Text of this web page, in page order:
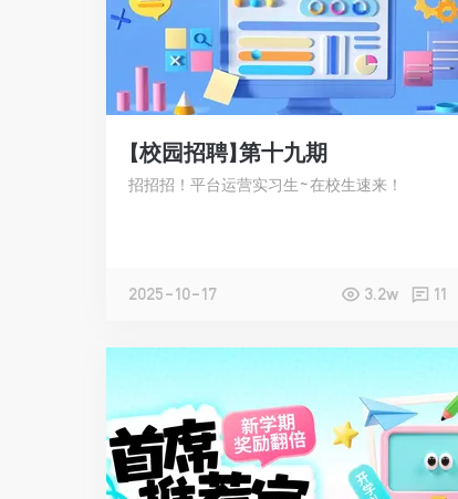
【校园招聘】第十九期
招招招！平台运营实习生~在校生速来！
2025-10-17 3.2w 11